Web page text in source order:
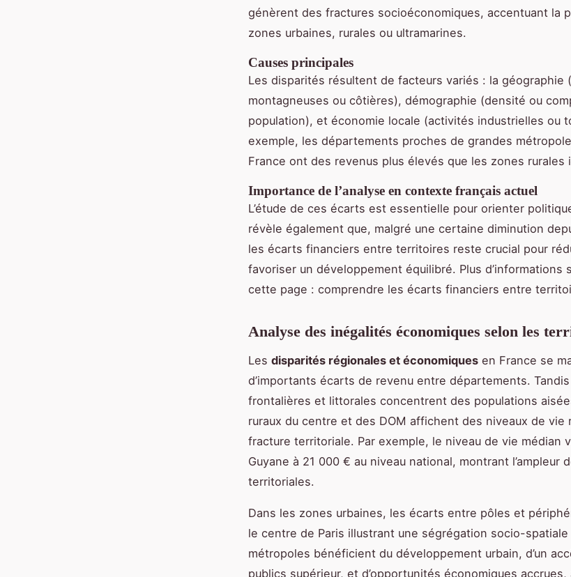
génèrent des fractures socioéconomiques, accentuant la
zones urbaines, rurales ou ultramarines.
Causes principales
Les disparités résultent de facteurs variés : la géographie
montagneuses ou côtières), démographie (densité ou
population), et économie locale (activités industrielles ou
exemple, les départements proches de grandes
France ont des revenus plus élevés que les zones rurales
Importance de l’analyse en contexte français actuel
L’étude de ces écarts est essentielle pour orienter
révèle également que, malgré une certaine diminution
les écarts financiers entre territoires reste crucial pour
favoriser un développement équilibré. Plus d’informations
cette page : comprendre les écarts financiers entre
Analyse des inégalités économiques selon les
Les disparités régionales et économiques en France se
d’importants écarts de revenu entre départements.
frontalières et littorales concentrent des populations
ruraux du centre et des DOM affichent des niveaux de vie
fracture territoriale. Par exemple, le niveau de vie médian
Guyane à 21 000 € au niveau national, montrant l’ampleur
territoriales.
Dans les zones urbaines, les écarts entre pôles et
le centre de Paris illustrant une ségrégation socio-
métropoles bénéficient du développement urbain, d’un
publics supérieur, et d’opportunités économiques